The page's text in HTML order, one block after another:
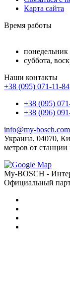
Карта сайта
Время работы
понедельник
суббота,
Наши контакты
+38 (095) 071-11-84
+38 (095)
+38 (096)
info@my-
Украина, 04070,
метров от
My-BOSCH -
Официальный